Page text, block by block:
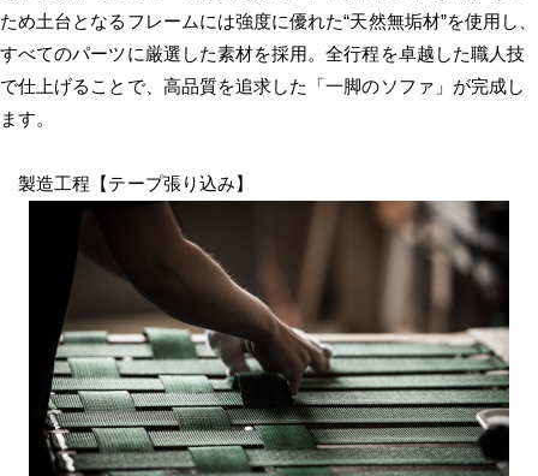
ため土台となるフレームには強度に優れた“天然無垢材”を使用し、
すべてのパーツに厳選した素材を採用。全行程を卓越した職人技
で仕上げることで、高品質を追求した「一脚のソファ」が完成し
ます。
製造工程【テープ張り込み】